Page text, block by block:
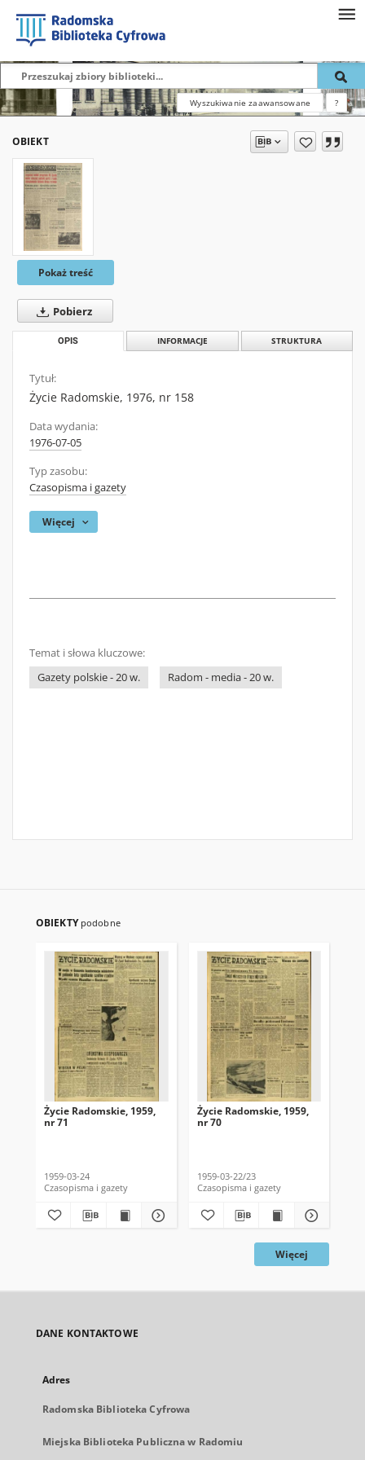
Wyszukiwanie zaawansowane ?
OBIEKT
Pokaż treść
Pobierz
OPIS INFORMACJE STRUKTURA
Tytuł:
Życie Radomskie, 1976, nr 158
Data wydania:
1976-07-05
Typ zasobu:
Czasopisma i gazety
Więcej
Temat i słowa kluczowe:
Gazety polskie - 20 w.
Radom - media - 20 w.
OBIEKTY podobne
Życie Radomskie, 1959,
nr 71
1959-03-24
Czasopisma i gazety
Życie Radomskie, 1959,
nr 70
1959-03-22/23
Czasopisma i gazety
Więcej
DANE KONTAKTOWE
Adres
Radomska Biblioteka Cyfrowa
Miejska Biblioteka Publiczna w Radomiu